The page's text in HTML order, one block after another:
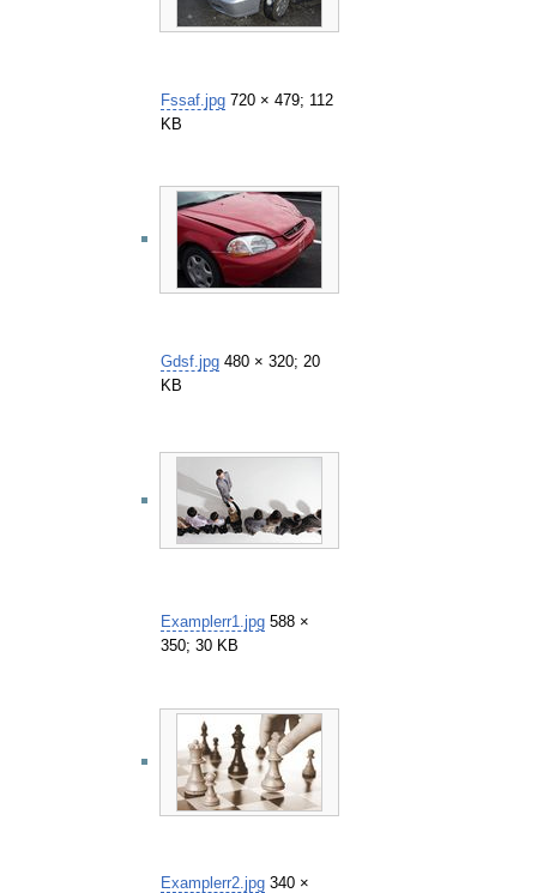
Fssaf.jpg 720 × 479; 112
KB
Gdsf.jpg 480 × 320; 20
KB
Examplerr1.jpg 588 ×
350; 30 KB
Examplerr2.jpg 340 ×